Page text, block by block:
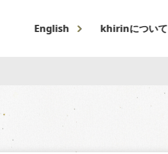
English khirinについて